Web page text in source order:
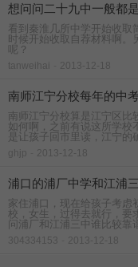
想问问二十九中一般都
看到秦淮几所中学开始收取
时候开始收取自荐材料啊
呢？
tanweihai 2013-12-18
南师江宁分校每年的中
南师江宁分校算是江宁区比
如何啊，之前有说这所学校
是让孩子回市里读，江宁的
ghjp 2013-12-18
浦口的浦厂中学和江浦
家住浦口，现在给孩子考虑
校，女生，过得去就行，要
问浦厂和江浦三中谁比较靠
304334153 2013-12-18